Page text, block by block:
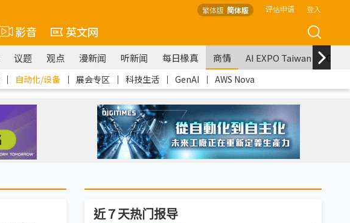
繁体版 简体版 评估申请 登入
影音 英文网
议题 观点 漫新闻 听新闻 每日椽真 商情 AI EXPO Taiwan
｜ 自动化/设备 ｜ 展会专区 ｜ 科技生活 ｜ GenAI ｜ AWS Nova
近７天热门报导